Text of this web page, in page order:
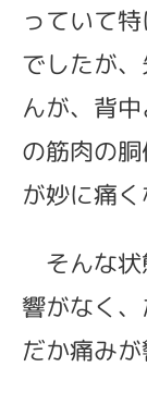
っていて
でしたが
んが、背
の筋肉の
が妙に痛く
そんな
響がなく
だか痛みが